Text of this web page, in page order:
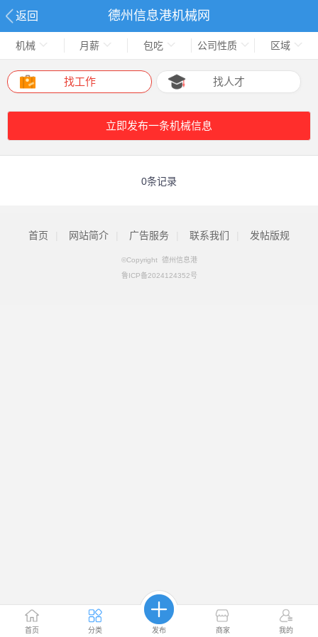
返回 德州信息港机械网
首页 分类 发布 商家 我的
机械 月薪 包吃 公司性质 区域
找工作 找人才
立即发布一条机械信息
0条记录
首页 网站简介 广告服务 联系我们 发帖版规
©Copyright 德州信息港
鲁ICP备2024124352号